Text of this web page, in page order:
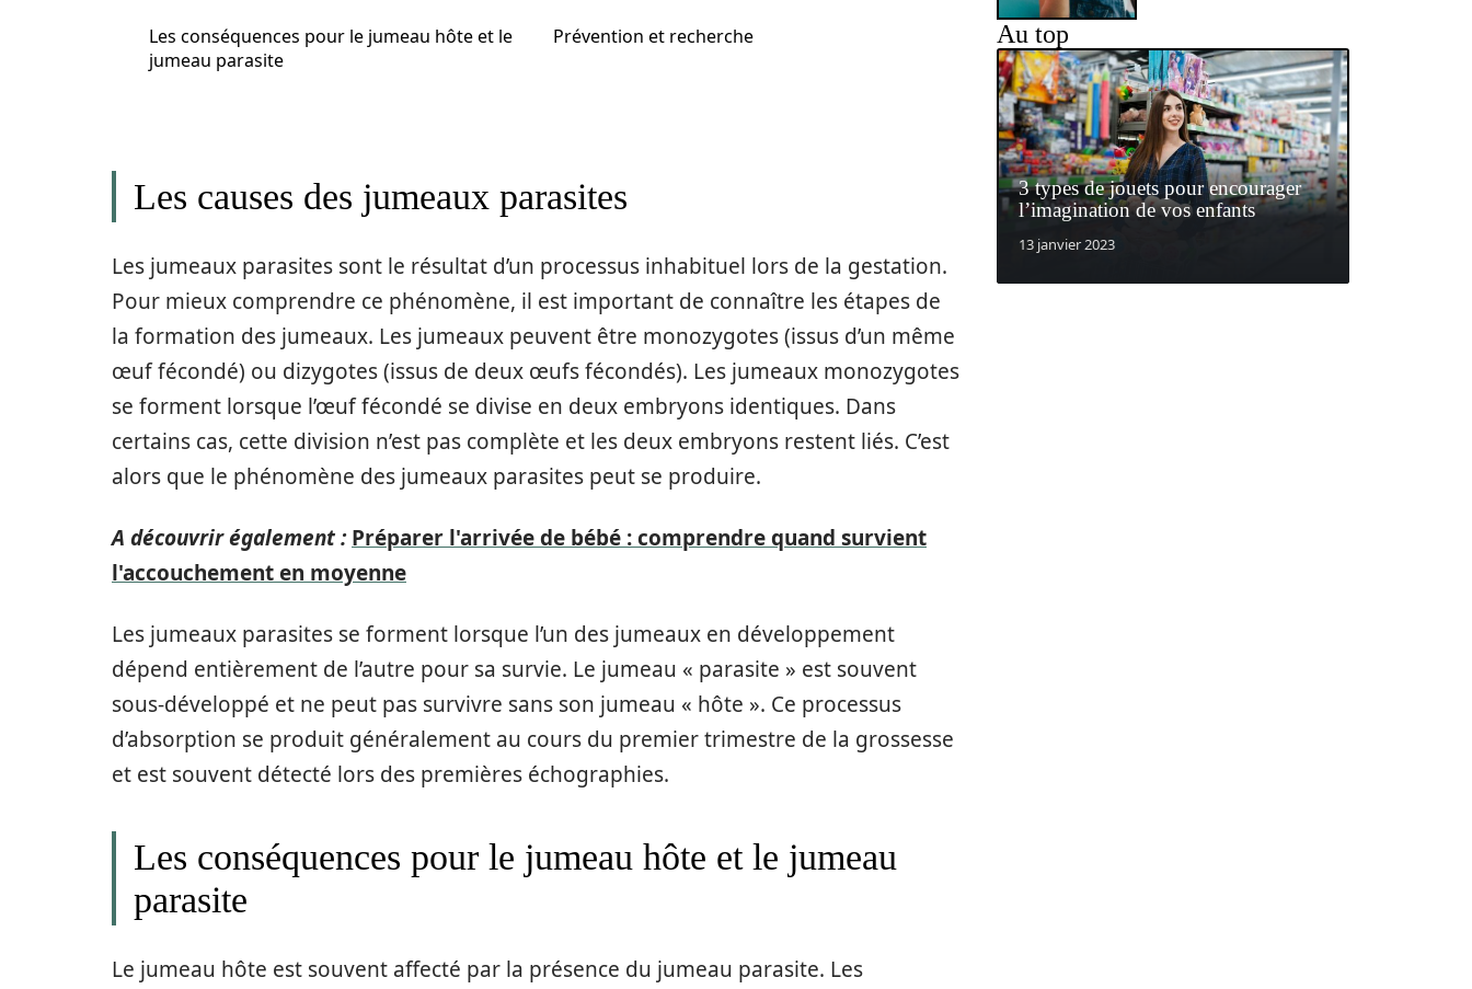
Les conséquences pour le jumeau hôte et le
jumeau parasite
Prévention et recherche
Les causes des jumeaux parasites
Les jumeaux parasites sont le résultat d’un processus inhabituel lors de la gestation.
Pour mieux comprendre ce phénomène, il est important de connaître les étapes de
la formation des jumeaux. Les jumeaux peuvent être monozygotes (issus d’un même
œuf fécondé) ou dizygotes (issus de deux œufs fécondés). Les jumeaux monozygotes
se forment lorsque l’œuf fécondé se divise en deux embryons identiques. Dans
certains cas, cette division n’est pas complète et les deux embryons restent liés. C’est
alors que le phénomène des jumeaux parasites peut se produire.
A découvrir également : Préparer l'arrivée de bébé : comprendre quand survient
l'accouchement en moyenne
Les jumeaux parasites se forment lorsque l’un des jumeaux en développement
dépend entièrement de l’autre pour sa survie. Le jumeau « parasite » est souvent
sous-développé et ne peut pas survivre sans son jumeau « hôte ». Ce processus
d’absorption se produit généralement au cours du premier trimestre de la grossesse
et est souvent détecté lors des premières échographies.
Les conséquences pour le jumeau hôte et le jumeau
parasite
Le jumeau hôte est souvent affecté par la présence du jumeau parasite. Les
Au top
3 types de jouets pour encourager
l’imagination de vos enfants
13 janvier 2023